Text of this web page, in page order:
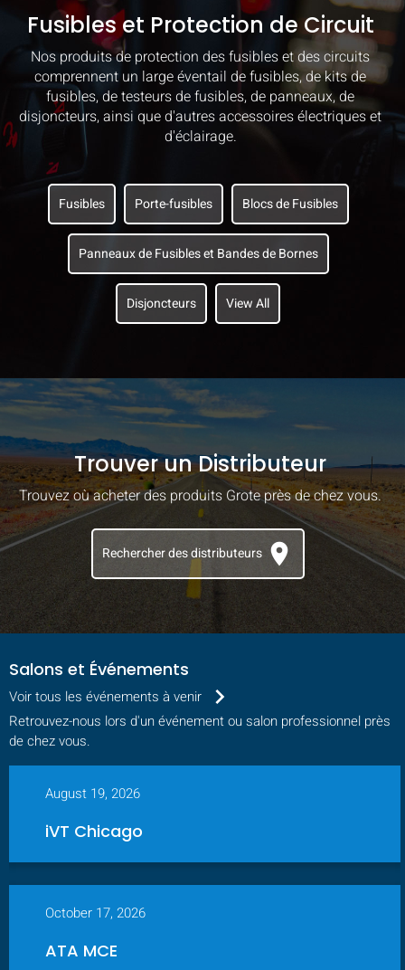
Fusibles et Protection de Circuit
Nos produits de protection des fusibles et des circuits
comprennent un large éventail de fusibles, de kits de
fusibles, de testeurs de fusibles, de panneaux, de
disjoncteurs, ainsi que d'autres accessoires électriques et
d'éclairage.
Fusibles Porte-fusibles Blocs de Fusibles
Panneaux de Fusibles et Bandes de Bornes
Disjoncteurs View All
Trouver un Distributeur
Trouvez où acheter des produits Grote près de chez vous.
Rechercher des distributeurs location_on
Salons et Événements
Voir tous les événements à venir keyboard_arrow_right
Retrouvez-nous lors d'un événement ou salon professionnel près
de chez vous.
August 19, 2026
iVT Chicago
October 17, 2026
ATA MCE